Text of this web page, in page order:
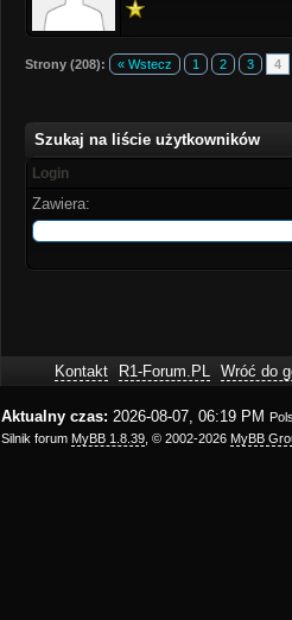
Strony (208): « Wstecz 1 2 3 4
Szukaj na liście użytkowników
Login
Zawiera:
Kontakt R1-Forum.PL Wróć do
Aktualny czas: 2026-08-07, 06:19 PM
Silnik forum MyBB 1.8.39 , © 2002-2026 MyBB